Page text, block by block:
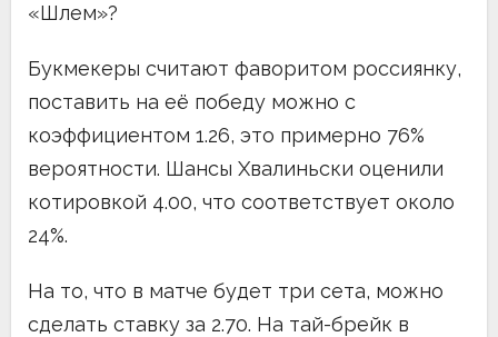
«Шлем»?
Букмекеры считают фаворитом россиянку,
поставить на её победу можно с
коэффициентом 1.26, это примерно 76%
вероятности. Шансы Хвалиньски оценили
котировкой 4.00, что соответствует около
24%.
На то, что в матче будет три сета, можно
сделать ставку за 2.70. На тай-брейк в